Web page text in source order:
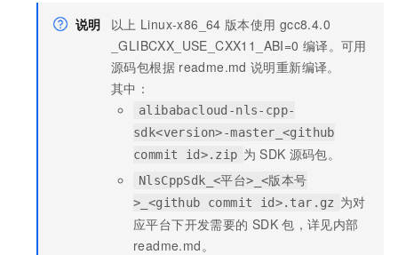
说明 以上 Linux-x86_64 版本使用 gcc8.4.0
_GLIBCXX_USE_CXX11_ABI=0 编译。可用
源码包根据 readme.md 说明重新编译。
其中：
alibabacloud-nls-cpp-
sdk<version>-master_<github
commit id>.zip 为 SDK 源码包。
NlsCppSdk_<平台>_<版本号
>_<github commit id>.tar.gz 为对
应平台下开发需要的 SDK 包，详见内部
readme.md。